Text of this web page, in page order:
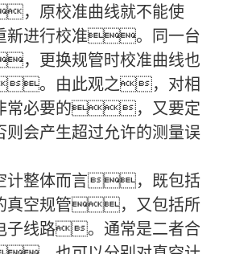
，原校准曲线就不能使
进行校准。同一台
更换规管时校准曲线也
。由此观之，对相
常必要的，又要定
会产生超过允许的测量误
整体而言，既包括
真空规管，又包括所
子线路。通常是二者合